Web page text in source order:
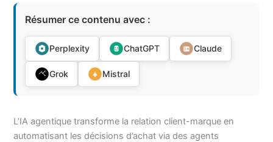
Résumer ce contenu avec :
Perplexity ChatGPT Claude
Grok Mistral
L’IA agentique transforme la relation client-marque en
automatisant les décisions d’achat via des agents